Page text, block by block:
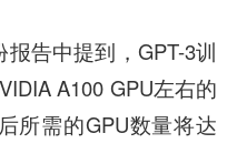
告中提到，GPT-3训
A100 GPU左右的
所需的GPU数量将达